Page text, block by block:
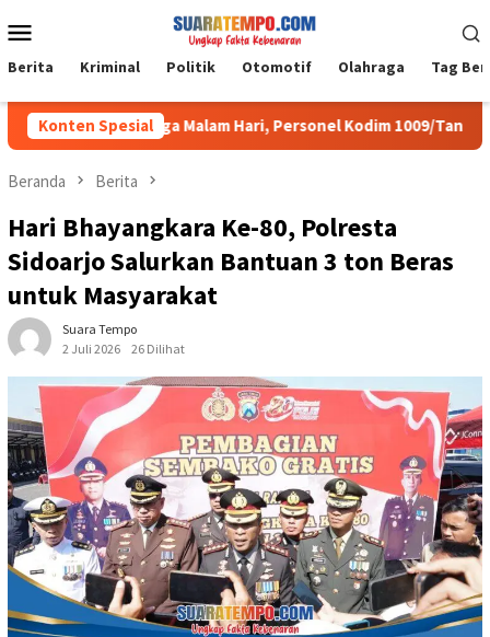
ke
kontenMobile
Berita Kriminal Politik Otomotif Olahraga Tag
Konten Spesial
Hingga Malam Hari, Personel Kodim 1009/Tanah Laut
Beranda Berita
Hari Bhayangkara Ke-80, Polresta
Sidoarjo Salurkan Bantuan 3 ton Beras
untuk Masyarakat
Suara Tempo
2 Juli 2026
26 Dilihat